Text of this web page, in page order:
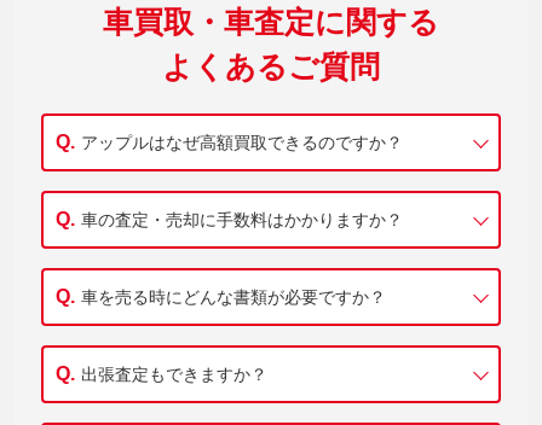
車買取・車査定に関する
よくあるご質問
アップルはなぜ高額買取できるのですか？
車の査定・売却に手数料はかかりますか？
車を売る時にどんな書類が必要ですか？
出張査定もできますか？